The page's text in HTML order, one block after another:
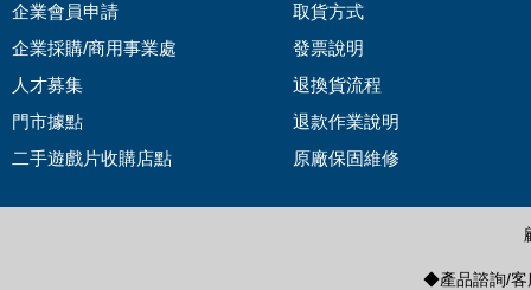
企業會員申請
企業採購/商用事業處
人才募集
門市據點
二手遊戲片收購店點
取貨方式
發票說明
退換貨流程
退款作業說明
原廠保固維修
◆產品諮詢/客